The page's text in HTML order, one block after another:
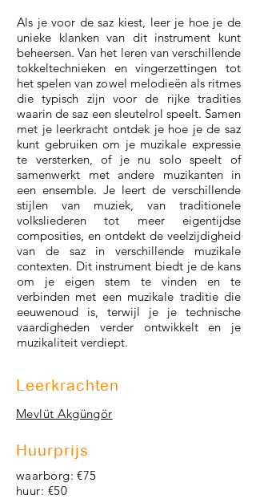
Als je voor de saz kiest, leer je hoe je de
unieke klanken van dit instrument kunt
beheersen. Van het leren van verschillende
tokkeltechnieken en vingerzettingen tot
het spelen van zowel melodieën als ritmes
die typisch zijn voor de rijke tradities
waarin de saz een sleutelrol speelt. Samen
met je leerkracht ontdek je hoe je de saz
kunt gebruiken om je muzikale expressie
te versterken, of je nu solo speelt of
samenwerkt met andere muzikanten in
een ensemble. Je leert de verschillende
stijlen van muziek, van traditionele
volksliederen tot meer eigentijdse
composities, en ontdekt de veelzijdigheid
van de saz in verschillende muzikale
contexten. Dit instrument biedt je de kans
om je eigen stem te vinden en te
verbinden met een muzikale traditie die
eeuwenoud is, terwijl je je technische
vaardigheden verder ontwikkelt en je
muzikaliteit verdiept.
Leerkrachten
Mevlüt Akgüngör
Huurprijs
waarborg: €75
huur: €50